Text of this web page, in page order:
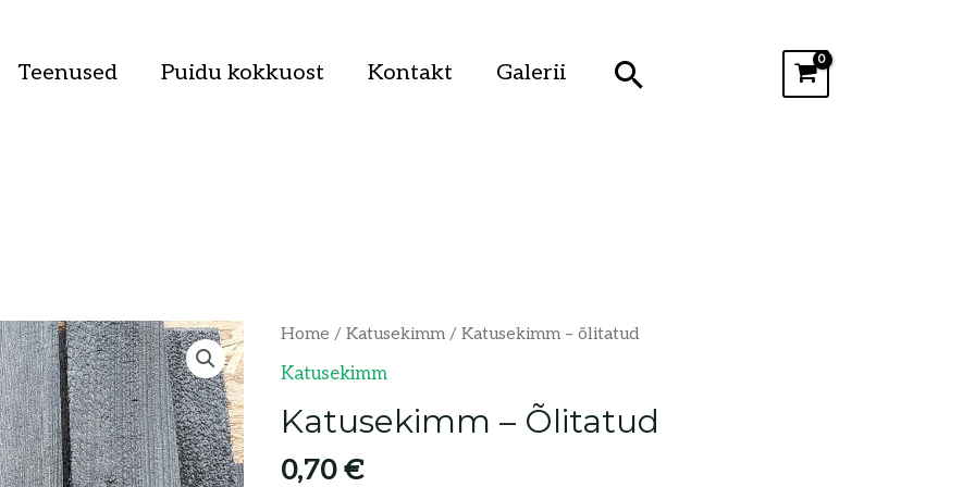
Teenused Puidu kokkuost Kontakt Galerii Search
Home / Katusekimm/ Katusekimm – õlitatud
Katusekimm
Katusekimm – Õlitatud
0,70€
Katusekimm
-
quantity